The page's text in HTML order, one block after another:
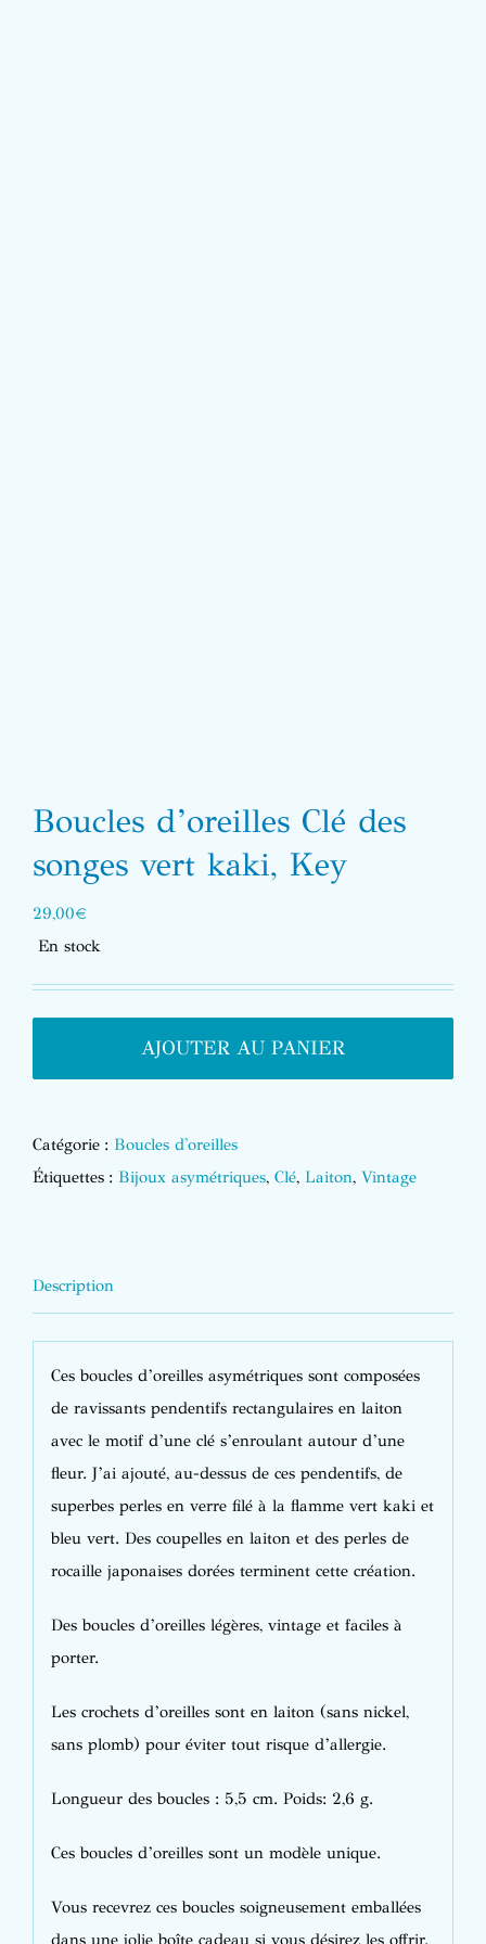
Boucles d’oreilles Clé des
songes vert kaki, Key
29,00€
En stock
AJOUTER AU PANIER
Catégorie : Boucles d'oreilles
Étiquettes : Bijoux asymétriques, Clé, Laiton, Vintage
Description
Ces boucles d’oreilles asymétriques sont composées
de ravissants pendentifs rectangulaires en laiton
avec le motif d’une clé s’enroulant autour d’une
fleur. J’ai ajouté, au-dessus de ces pendentifs, de
superbes perles en verre filé à la flamme vert kaki et
bleu vert. Des coupelles en laiton et des perles de
rocaille japonaises dorées terminent cette création.
Des boucles d’oreilles légères, vintage et faciles à
porter.
Les crochets d’oreilles sont en laiton (sans nickel,
sans plomb) pour éviter tout risque d’allergie.
Longueur des boucles : 5,5 cm. Poids: 2,6 g.
Ces boucles d’oreilles sont un modèle unique.
Vous recevrez ces boucles soigneusement emballées
dans une jolie boîte cadeau si vous désirez les offrir.